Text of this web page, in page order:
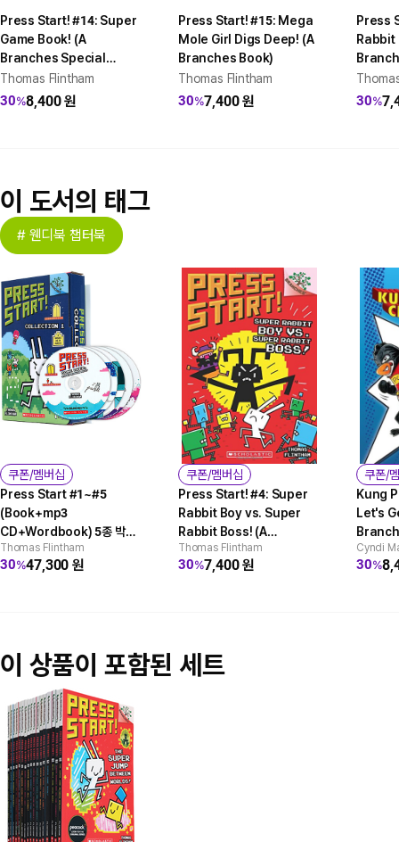
Press Start! #14: Super
Game Book! (A
Branches Special
Edition)
Thomas Flintham
30%8,400원
Press Start! #15: Mega
Mole Girl Digs Deep! (A
Branches Book)
Thomas Flintham
30%7,400원
Press
Rabbit
30%
이 도서의 태그
# 웬디북 챕터북
쿠폰/멤버십
Press Start #1~#5
(Book+mp3
CD+Wordbook) 5종 박스
세트 : StoryPlus QR음원
(A Branches Book)
Thomas Flintham
30%47,300원
쿠폰/멤버십
Press Start! #4: Super
Rabbit Boy vs. Super
Rabbit Boss! (A
Branches Book)
Thomas Flintham
30%7,400원
쿠폰/
Kung
Let's
Cyndi
30%
이 상품이 포함된 세트